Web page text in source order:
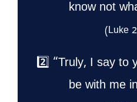
know not
(Luke
2️⃣ “Truly, I say to
be with me